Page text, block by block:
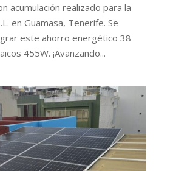
acumulación realizado para la
en Guamasa, Tenerife. Se
este ahorro energético 38
455W. ¡Avanzando...